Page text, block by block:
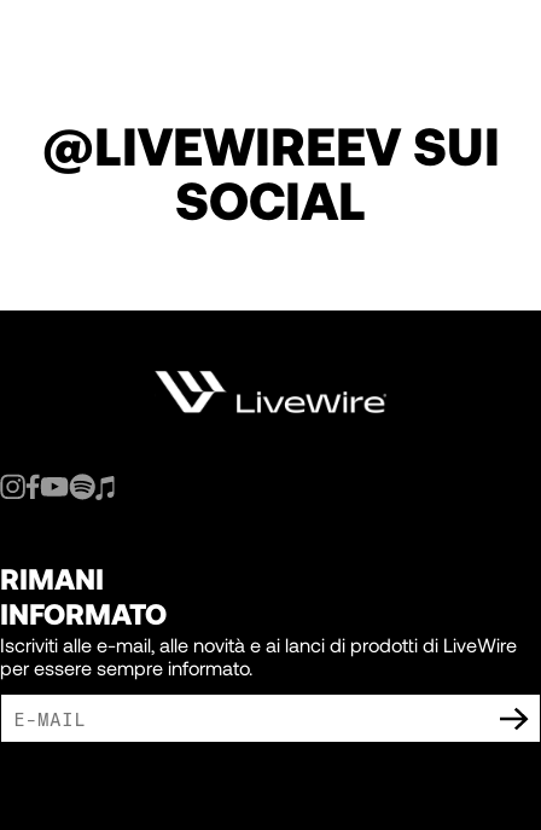
125
126
130
131
132
133
@LIVEWIREEV SUI
SOCIAL
RIMANI
INFORMATO
Iscriviti alle e-mail, alle novità e ai lanci di prodotti di LiveWire
per essere sempre informato.